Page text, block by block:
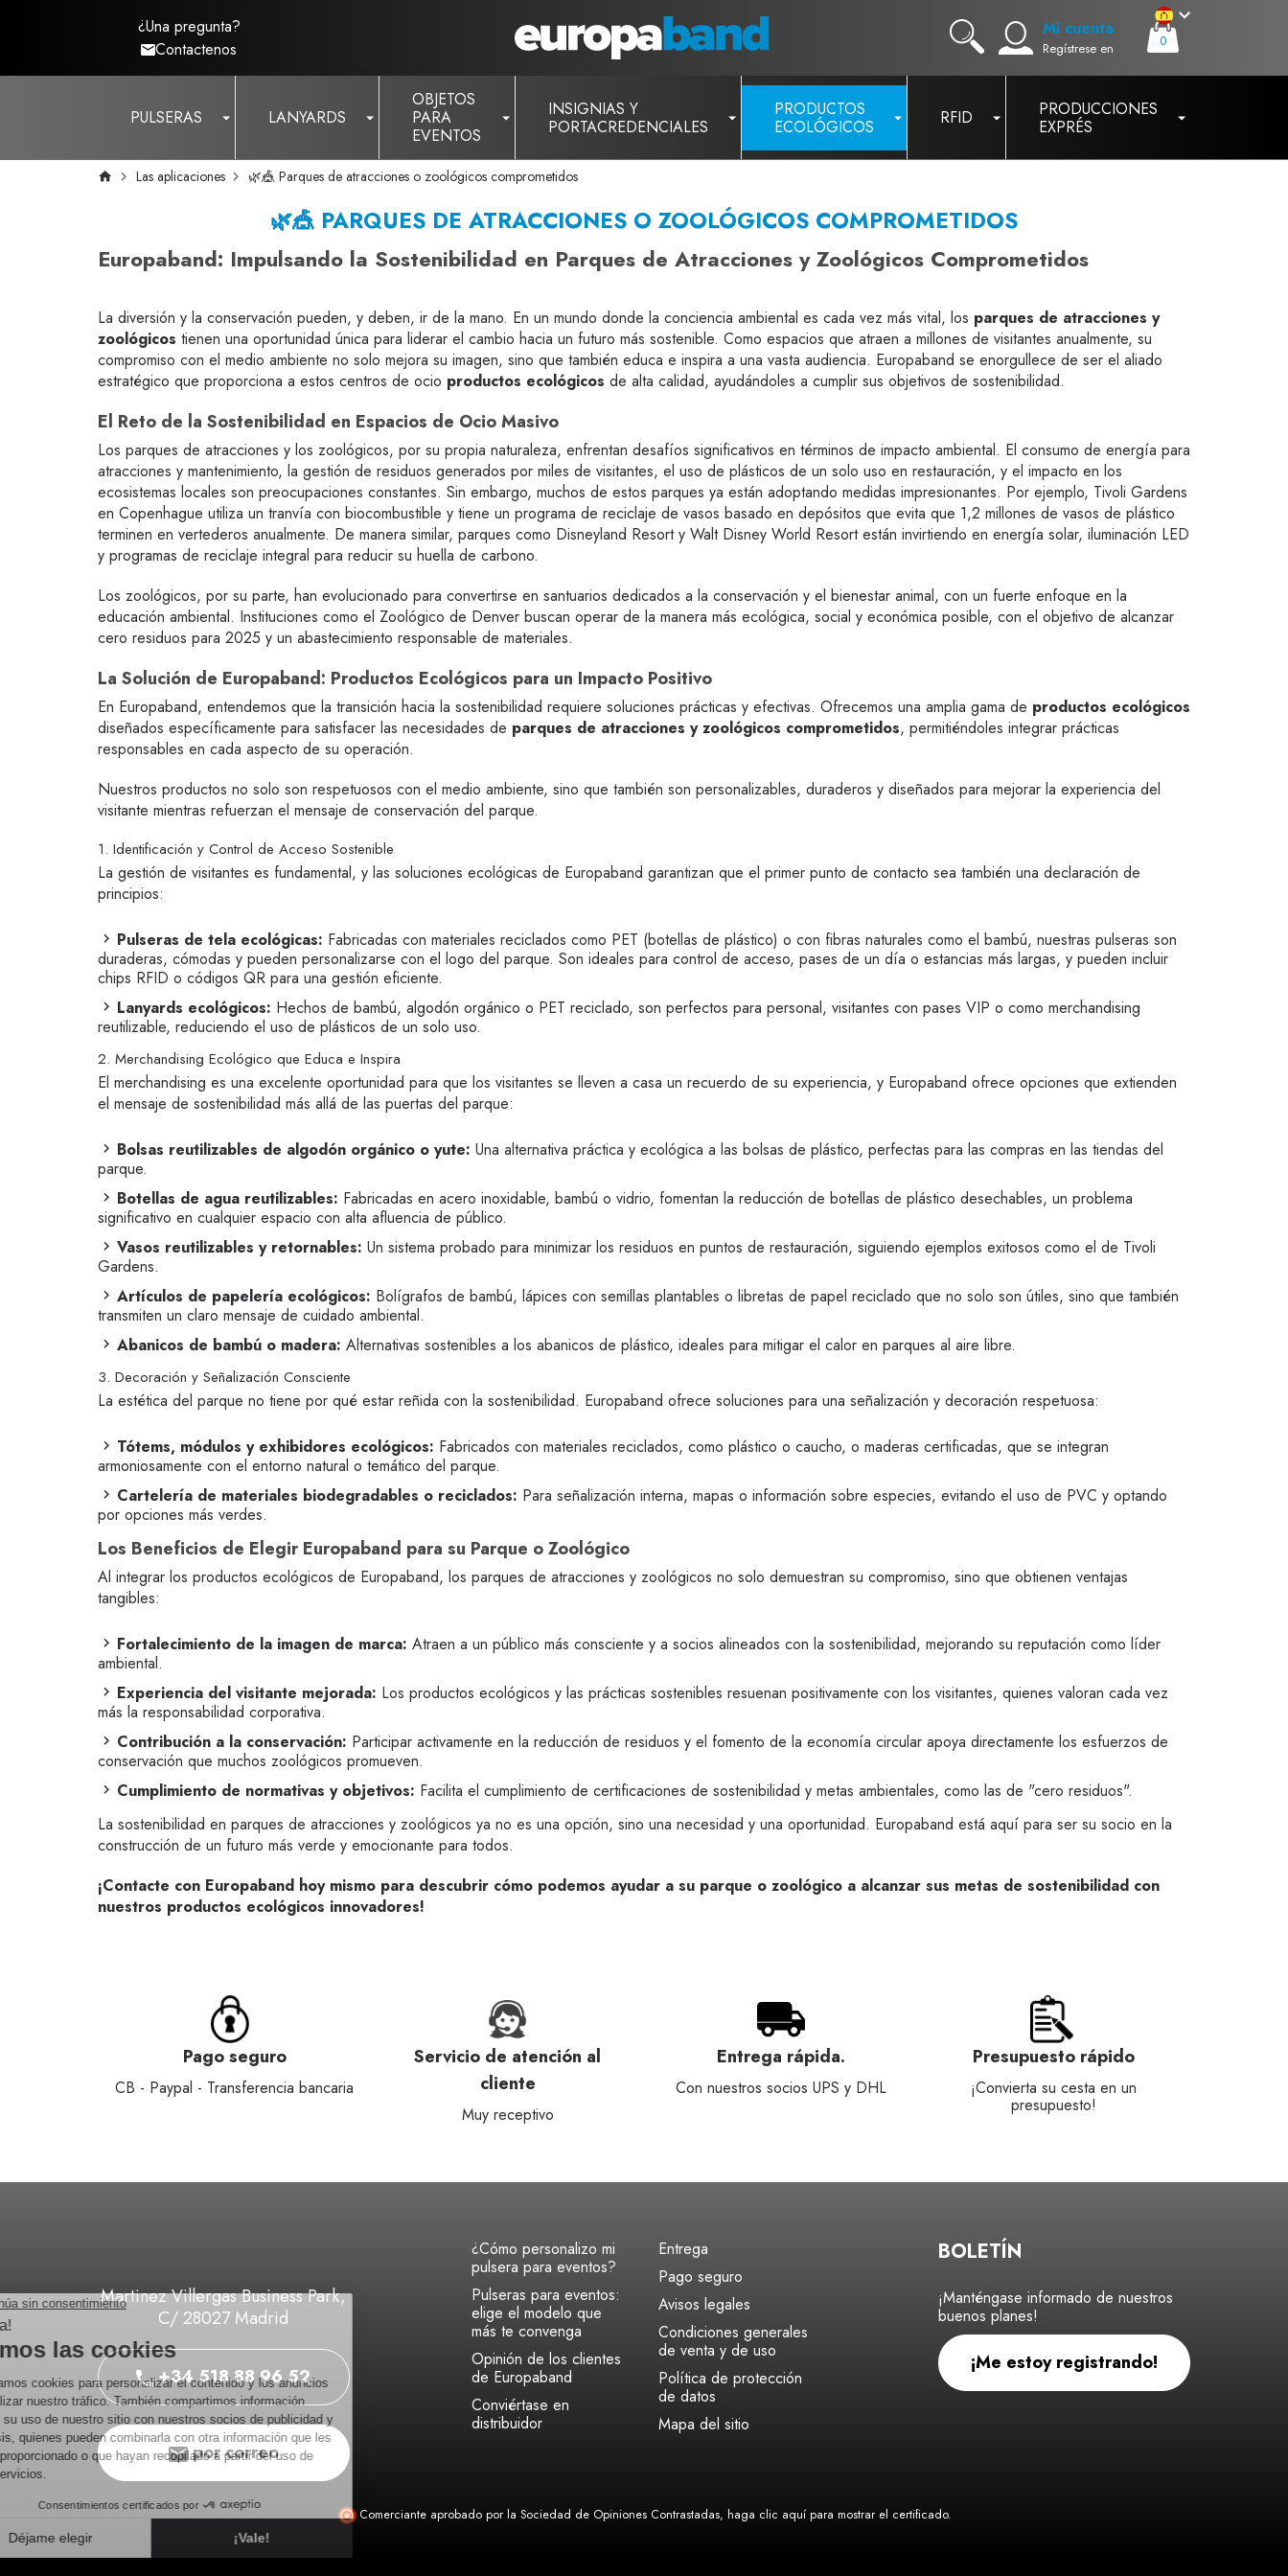
¿Una pregunta?
Contactenos
Mi cuenta
Regístrese en 0
PULSERAS LANYARDS
OBJETOS
PARA
EVENTOS
INSIGNIAS Y
PORTACREDENCIALES
PRODUCTOS
ECOLÓGICOS
RFID
PRODUCCIONES
EXPRÉS
Las aplicaciones 🌿🎪 Parques de atracciones o zoológicos comprometidos
🌿🎪 PARQUES DE ATRACCIONES O ZOOLÓGICOS COMPROMETIDOS
Europaband: Impulsando la Sostenibilidad en Parques de Atracciones y Zoológicos Comprometidos
La diversión y la conservación pueden, y deben, ir de la mano. En un mundo donde la conciencia ambiental es cada vez más vital, los parques de atracciones y
zoológicos tienen una oportunidad única para liderar el cambio hacia un futuro más sostenible. Como espacios que atraen a millones de visitantes anualmente, su
compromiso con el medio ambiente no solo mejora su imagen, sino que también educa e inspira a una vasta audiencia. Europaband se enorgullece de ser el aliado
estratégico que proporciona a estos centros de ocio productos ecológicos de alta calidad, ayudándoles a cumplir sus objetivos de sostenibilidad.
El Reto de la Sostenibilidad en Espacios de Ocio Masivo
Los parques de atracciones y los zoológicos, por su propia naturaleza, enfrentan desafíos significativos en términos de impacto ambiental. El consumo de energía para
atracciones y mantenimiento, la gestión de residuos generados por miles de visitantes, el uso de plásticos de un solo uso en restauración, y el impacto en los
ecosistemas locales son preocupaciones constantes. Sin embargo, muchos de estos parques ya están adoptando medidas impresionantes. Por ejemplo, Tivoli Gardens
en Copenhague utiliza un tranvía con biocombustible y tiene un programa de reciclaje de vasos basado en depósitos que evita que 1,2 millones de vasos de plástico
terminen en vertederos anualmente. De manera similar, parques como Disneyland Resort y Walt Disney World Resort están invirtiendo en energía solar, iluminación LED
y programas de reciclaje integral para reducir su huella de carbono.
Los zoológicos, por su parte, han evolucionado para convertirse en santuarios dedicados a la conservación y el bienestar animal, con un fuerte enfoque en la
educación ambiental. Instituciones como el Zoológico de Denver buscan operar de la manera más ecológica, social y económica posible, con el objetivo de alcanzar
cero residuos para 2025 y un abastecimiento responsable de materiales.
La Solución de Europaband: Productos Ecológicos para un Impacto Positivo
En Europaband, entendemos que la transición hacia la sostenibilidad requiere soluciones prácticas y efectivas. Ofrecemos una amplia gama de productos ecológicos
diseñados específicamente para satisfacer las necesidades de parques de atracciones y zoológicos comprometidos, permitiéndoles integrar prácticas
responsables en cada aspecto de su operación.
Nuestros productos no solo son respetuosos con el medio ambiente, sino que también son personalizables, duraderos y diseñados para mejorar la experiencia del
visitante mientras refuerzan el mensaje de conservación del parque.
1. Identificación y Control de Acceso Sostenible
La gestión de visitantes es fundamental, y las soluciones ecológicas de Europaband garantizan que el primer punto de contacto sea también una declaración de
principios:
Pulseras de tela ecológicas: Fabricadas con materiales reciclados como PET (botellas de plástico) o con fibras naturales como el bambú, nuestras pulseras son
duraderas, cómodas y pueden personalizarse con el logo del parque. Son ideales para control de acceso, pases de un día o estancias más largas, y pueden incluir
chips RFID o códigos QR para una gestión eficiente.
Lanyards ecológicos: Hechos de bambú, algodón orgánico o PET reciclado, son perfectos para personal, visitantes con pases VIP o como merchandising
reutilizable, reduciendo el uso de plásticos de un solo uso.
2. Merchandising Ecológico que Educa e Inspira
El merchandising es una excelente oportunidad para que los visitantes se lleven a casa un recuerdo de su experiencia, y Europaband ofrece opciones que extienden
el mensaje de sostenibilidad más allá de las puertas del parque:
Bolsas reutilizables de algodón orgánico o yute: Una alternativa práctica y ecológica a las bolsas de plástico, perfectas para las compras en las tiendas del
parque.
Botellas de agua reutilizables: Fabricadas en acero inoxidable, bambú o vidrio, fomentan la reducción de botellas de plástico desechables, un problema
significativo en cualquier espacio con alta afluencia de público.
Vasos reutilizables y retornables: Un sistema probado para minimizar los residuos en puntos de restauración, siguiendo ejemplos exitosos como el de Tivoli
Gardens.
Artículos de papelería ecológicos: Bolígrafos de bambú, lápices con semillas plantables o libretas de papel reciclado que no solo son útiles, sino que también
transmiten un claro mensaje de cuidado ambiental.
Abanicos de bambú o madera: Alternativas sostenibles a los abanicos de plástico, ideales para mitigar el calor en parques al aire libre.
3. Decoración y Señalización Consciente
La estética del parque no tiene por qué estar reñida con la sostenibilidad. Europaband ofrece soluciones para una señalización y decoración respetuosa:
Tótems, módulos y exhibidores ecológicos: Fabricados con materiales reciclados, como plástico o caucho, o maderas certificadas, que se integran
armoniosamente con el entorno natural o temático del parque.
Cartelería de materiales biodegradables o reciclados: Para señalización interna, mapas o información sobre especies, evitando el uso de PVC y optando
por opciones más verdes.
Los Beneficios de Elegir Europaband para su Parque o Zoológico
Al integrar los productos ecológicos de Europaband, los parques de atracciones y zoológicos no solo demuestran su compromiso, sino que obtienen ventajas
tangibles:
Fortalecimiento de la imagen de marca: Atraen a un público más consciente y a socios alineados con la sostenibilidad, mejorando su reputación como líder
ambiental.
Experiencia del visitante mejorada: Los productos ecológicos y las prácticas sostenibles resuenan positivamente con los visitantes, quienes valoran cada vez
más la responsabilidad corporativa.
Contribución a la conservación: Participar activamente en la reducción de residuos y el fomento de la economía circular apoya directamente los esfuerzos de
conservación que muchos zoológicos promueven.
Cumplimiento de normativas y objetivos: Facilita el cumplimiento de certificaciones de sostenibilidad y metas ambientales, como las de "cero residuos".
La sostenibilidad en parques de atracciones y zoológicos ya no es una opción, sino una necesidad y una oportunidad. Europaband está aquí para ser su socio en la
construcción de un futuro más verde y emocionante para todos.
¡Contacte con Europaband hoy mismo para descubrir cómo podemos ayudar a su parque o zoológico a alcanzar sus metas de sostenibilidad con
nuestros productos ecológicos innovadores!
Pago seguro
CB - Paypal - Transferencia bancaria
Servicio de atención al
cliente
Muy receptivo
Entrega rápida.
Con nuestros socios UPS y DHL
Presupuesto rápido
¡Convierta su cesta en un
presupuesto!
Martinez Villergas Business Park,
C/ 28027 Madrid
+34 518 88 96 52
por correo
¿Cómo personalizo mi
pulsera para eventos?
Pulseras para eventos:
elige el modelo que
más te convenga
Opinión de los clientes
de Europaband
Conviértase en
distribuidor
Entrega
Pago seguro
Avisos legales
Condiciones generales
de venta y de uso
Política de protección
de datos
Mapa del sitio
BOLETÍN
¡Manténgase informado de nuestros
buenos planes!
¡Me estoy registrando!
Comerciante aprobado por la Sociedad de Opiniones Contrastadas, haga clic aquí para mostrar el certificado.